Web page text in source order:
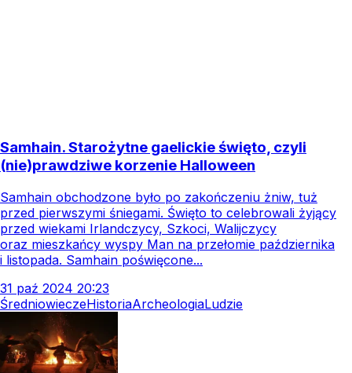
Samhain. Starożytne gaelickie święto, czyli
(nie)prawdziwe korzenie Halloween
Samhain obchodzone było po zakończeniu żniw, tuż
przed pierwszymi śniegami. Święto to celebrowali żyjący
przed wiekami Irlandczycy, Szkoci, Walijczycy
oraz mieszkańcy wyspy Man na przełomie października
i listopada. Samhain poświęcone...
31 paź 2024 20:23
ŚredniowieczeHistoriaArcheologiaLudzie